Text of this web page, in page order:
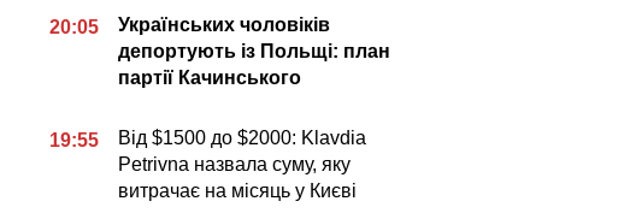
20:05
Українських чоловіків
депортують із Польщі: план
партії Качинського
19:55
Від $1500 до $2000: Klavdia
Petrivna назвала суму, яку
витрачає на місяць у Києві